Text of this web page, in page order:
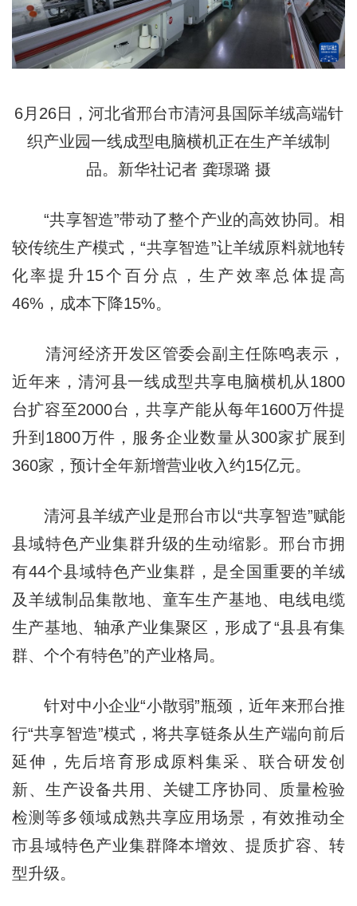
6月26日，河北省邢台市清河县国际羊绒高端针
织产业园一线成型电脑横机正在生产羊绒制
品。新华社记者 龚璟璐 摄
“共享智造”带动了整个产业的高效协同。相
较传统生产模式，“共享智造”让羊绒原料就地转
化率提升15个百分点，生产效率总体提高
46%，成本下降15%。
清河经济开发区管委会副主任陈鸣表示，
近年来，清河县一线成型共享电脑横机从1800
台扩容至2000台，共享产能从每年1600万件提
升到1800万件，服务企业数量从300家扩展到
360家，预计全年新增营业收入约15亿元。
清河县羊绒产业是邢台市以“共享智造”赋能
县域特色产业集群升级的生动缩影。邢台市拥
有44个县域特色产业集群，是全国重要的羊绒
及羊绒制品集散地、童车生产基地、电线电缆
生产基地、轴承产业集聚区，形成了“县县有集
群、个个有特色”的产业格局。
针对中小企业“小散弱”瓶颈，近年来邢台推
行“共享智造”模式，将共享链条从生产端向前后
延伸，先后培育形成原料集采、联合研发创
新、生产设备共用、关键工序协同、质量检验
检测等多领域成熟共享应用场景，有效推动全
市县域特色产业集群降本增效、提质扩容、转
型升级。